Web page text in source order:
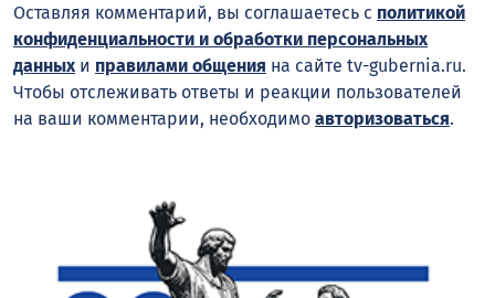
Оставляя комментарий, вы соглашаетесь с политикой
конфиденциальности и обработки персональных
данных и правилами общения на сайте tv-gubernia.ru.
Чтобы отслеживать ответы и реакции пользователей
на ваши комментарии, необходимо авторизоваться.